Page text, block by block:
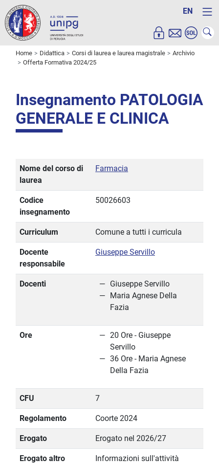
EN
Home Didattica Corsi di laurea e laurea magistrale
Archivio
Offerta Formativa 2024/25
Insegnamento PATOLOGIA
GENERALE E CLINICA
Nome del corso di
laurea
Farmacia
Codice
insegnamento
50026603
Curriculum Comune a tutti i curricula
Docente
responsabile
Giuseppe Servillo
Docenti
Giuseppe Servillo
Maria Agnese Della
Fazia
Ore
20 Ore - Giuseppe
Servillo
36 Ore - Maria Agnese
Della Fazia
CFU 7
Regolamento Coorte 2024
Erogato Erogato nel 2026/27
Erogato altro
Informazioni sull'attività